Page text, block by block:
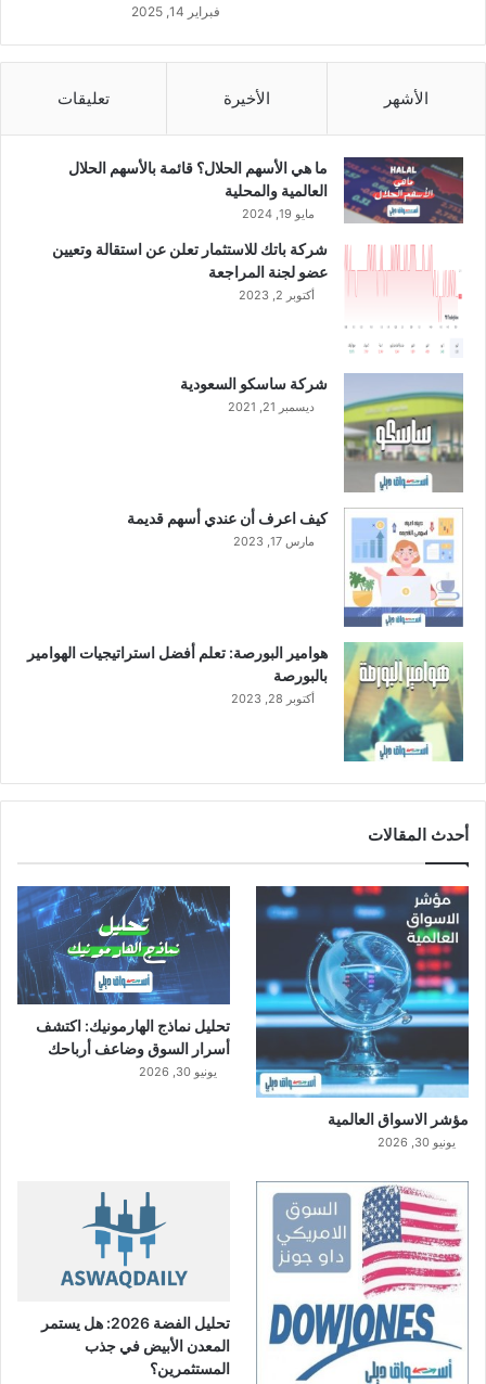
ح
فبراير 14, 2025
الأشهر الأخيرة تعليقات
ما هي الأسهم الحلال؟ قائمة بالأسهم الحلال
العالمية والمحلية
مايو 19, 2024
شركة باتك للاستثمار تعلن عن استقالة وتعيين
عضو لجنة المراجعة
أكتوبر 2, 2023
شركة ساسكو السعودية
ديسمبر 21, 2021
كيف اعرف أن عندي أسهم قديمة
مارس 17, 2023
هوامير البورصة: تعلم أفضل استراتيجيات الهوامير
بالبورصة
أكتوبر 28, 2023
أحدث المقالات
مؤشر الاسواق العالمية
يونيو 30, 2026
تحليل نماذج الهارمونيك: اكتشف
أسرار السوق وضاعف أرباحك
يونيو 30, 2026
تحليل الفضة 2026: هل يستمر
المعدن الأبيض في جذب
المستثمرين؟